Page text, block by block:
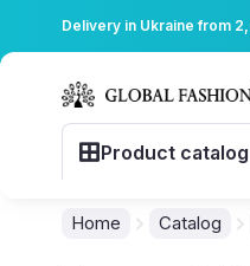
Delivery in Ukraine from
Product catalog
Home Catalog